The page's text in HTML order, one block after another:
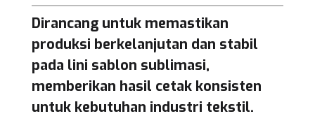
Dirancang untuk memastikan
produksi berkelanjutan dan stabil
pada lini sablon sublimasi,
memberikan hasil cetak konsisten
untuk kebutuhan industri tekstil.